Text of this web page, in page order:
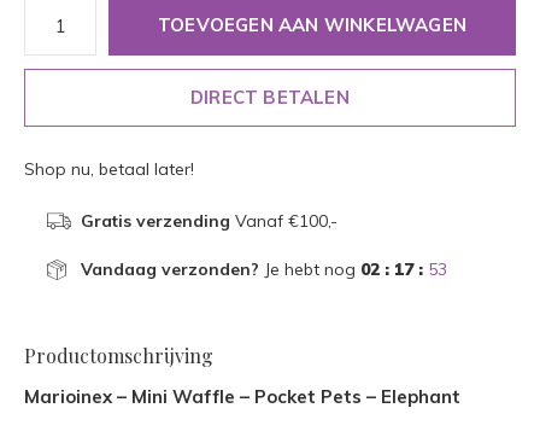
TOEVOEGEN AAN WINKELWAGEN
DIRECT BETALEN
Shop nu, betaal later!
Gratis verzending Vanaf €100,-
Vandaag verzonden? Je hebt nog 02 : 17 : 53
Productomschrijving
Marioinex – Mini Waffle – Pocket Pets – Elephant